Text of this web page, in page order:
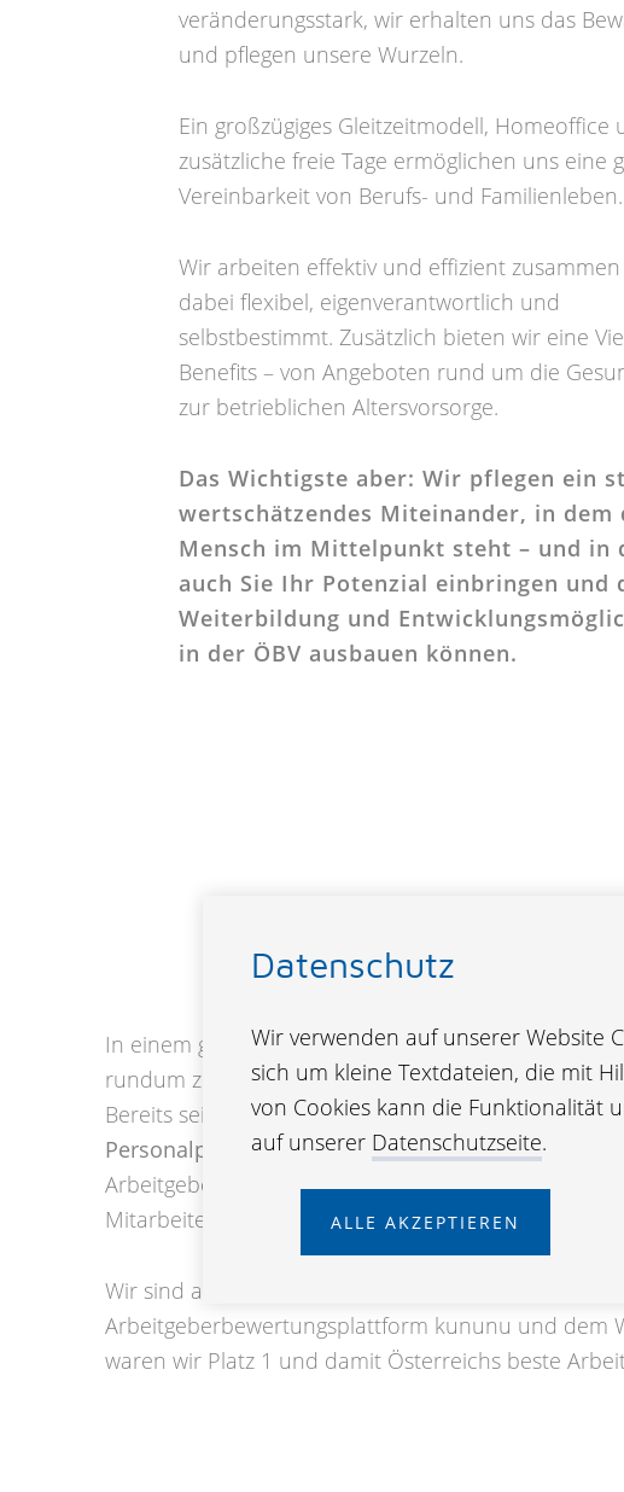
veränderungsstark, wir erhalten uns das
und pflegen unsere Wurzeln.
Ein großzügiges Gleitzeitmodell, Homeoffice
zusätzliche freie Tage ermöglichen uns eine
Vereinbarkeit von Berufs- und Familienleben.
Wir arbeiten effektiv und effizient
dabei flexibel, eigenverantwortlich und
selbstbestimmt. Zusätzlich bieten wir eine
Benefits – von Angeboten rund um die
zur betrieblichen Altersvorsorge.
Das Wichtigste aber: Wir pflegen ein
wertschätzendes Miteinander, in dem
Mensch im Mittelpunkt steht – und in
auch Sie Ihr Potenzial einbringen und
Weiterbildung und
in der ÖBV ausbauen können.
Die ÖBV ist
In einem gewerkschaftsorientierten Umfeld stehen
rundum zufriedene Mitarbeiterinnen und
Bereits seit 2016 sind wir stolze Trägerin des
Personalpolitik. Die gute Vereinbarkeit von Beruf
Arbeitgeberin ein besonderes Anliegen, daher
Mitarbeiterinnen und Mitarbeiter bestmöglich
Wir sind auch
Arbeitgeberbewertungsplattform kununu und dem
waren wir Platz 1 und damit Österreichs beste
Datenschutz
Wir verwenden auf unserer Website
sich um kleine Textdateien, die mit
von Cookies kann die Funktionalität
auf unserer Datenschutzseite.
ALLE AKZEPTIEREN